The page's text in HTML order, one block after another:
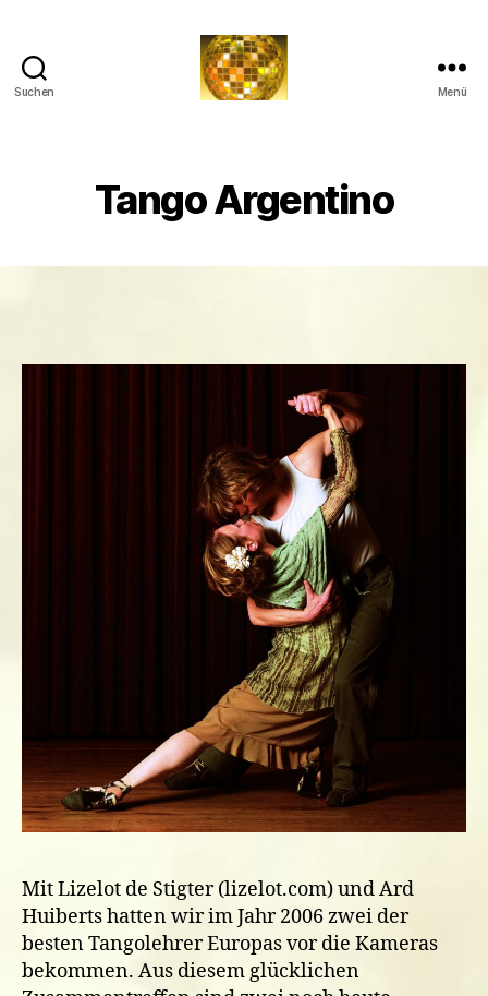
Suchen Menü
Tango Argentino
Mit Lizelot de Stigter (lizelot.com) und Ard
Huiberts hatten wir im Jahr 2006 zwei der
besten Tangolehrer Europas vor die Kameras
bekommen. Aus diesem glücklichen